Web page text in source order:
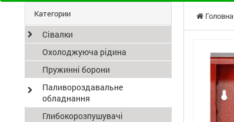
Головна
Категории
Сівалки
Охолоджуюча рідина
Пружинні борони
Паливороздавальне
обладнання
Глибокорозпушувачі